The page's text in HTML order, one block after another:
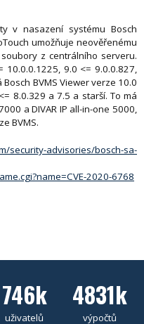
v nasazení systému Bosch
umožňuje neověřenému
z centrálního serveru.
10.0.0.1225, 9.0 <= 9.0.0.827,
BVMS Viewer verze 10.0
8.0.329 a 7.5 a starší. To má
a DIVAR IP all-in-one 5000,
BVMS.
security-advisories/bosch-sa-
2020-6768
746k
uživatelů
4831k
výpočtů